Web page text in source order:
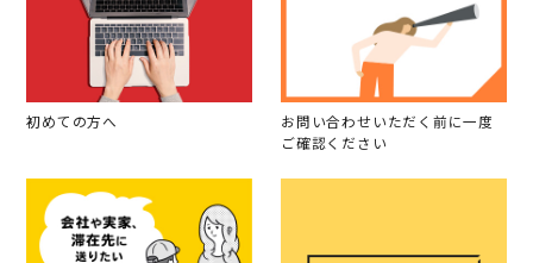
初めての方へ
お問い合わせいただく前に一度
ご確認ください